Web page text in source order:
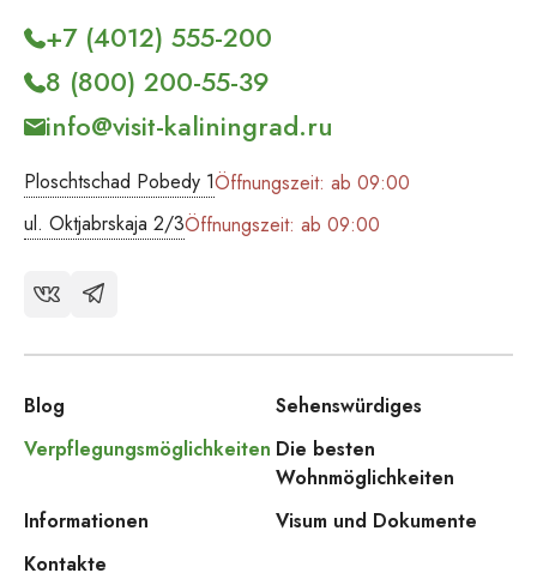
Ploschtschad Pobedy 1Öffnungszeit: ab 09:00
ul. Oktjabrskaja 2/3Öffnungszeit: ab 09:00
+7 (4012) 555-200
8 (800) 200-55-39
info@visit-kaliningrad.ru
Blog
Sehenswürdiges
Verpflegungsmöglichkeiten Die besten
Wohnmöglichkeiten
Informationen
Visum und Dokumente
Kontakte